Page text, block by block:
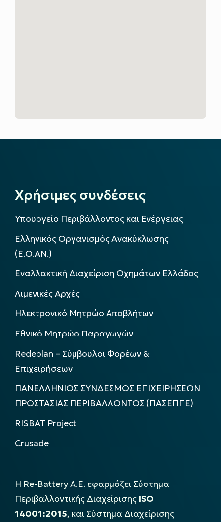
Χρήσιμες συνδέσεις
Υπουργείο Περιβάλλοντος και Ενέργειας
Ελληνικός Οργανισμός Ανακύκλωσης
(Ε.Ο.ΑΝ.)
Εναλλακτική Διαχείριση Οχημάτων Ελλάδος
Λιμενικές Αρχές
Ηλεκτρονικό Μητρώο Αποβλήτων
Εθνικό Μητρώο Παραγωγών
Redeplan – Σύμβουλοι Φορέων &
Επιχειρήσεων
ΠΑΝΕΛΛΗΝΙΟΣ ΣΥΝΔΕΣΜΟΣ ΕΠΙΧΕΙΡΗΣΕΩΝ
ΠΡΟΣΤΑΣΙΑΣ ΠΕΡΙΒΑΛΛΟΝΤΟΣ (ΠΑΣΕΠΠΕ)
RISBAT Project
Crusade
Η Re-Battery Α.Ε. εφαρμόζει Σύστημα
Περιβαλλοντικής Διαχείρισης ISO
14001:2015, και Σύστημα Διαχείρισης